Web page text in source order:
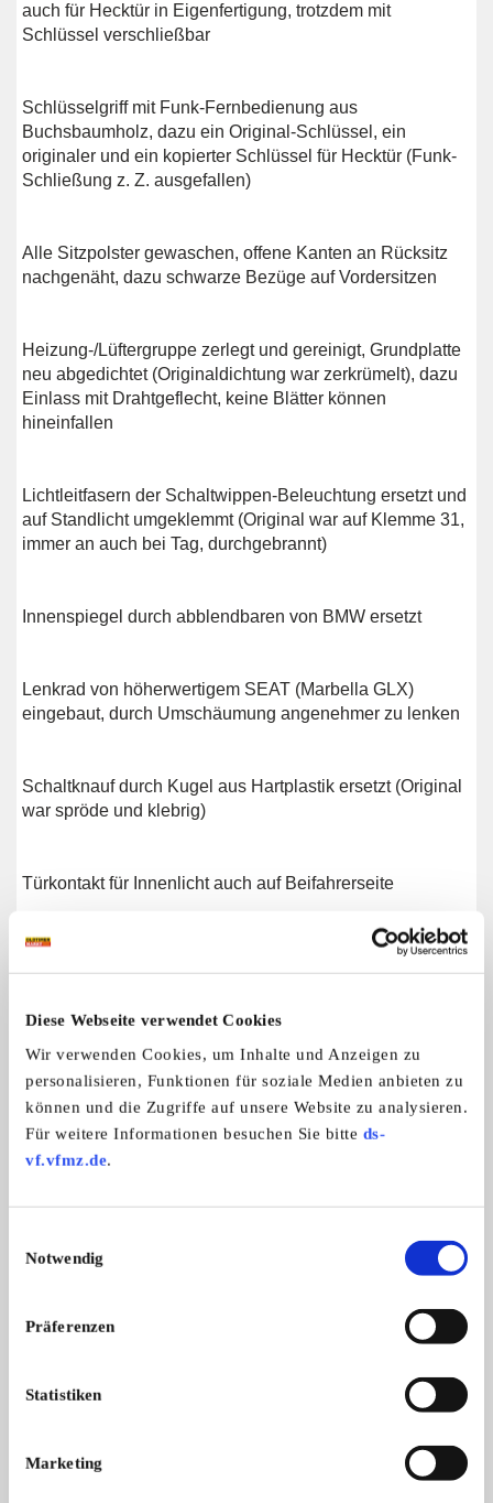
Diese Webseite verwendet Cookies
Wir verwenden Cookies, um Inhalte und Anzeigen zu
personalisieren, Funktionen für soziale Medien anbieten zu
können und die Zugriffe auf unsere Website zu analysieren.
Für weitere Informationen besuchen Sie bitte ds-
vf.vfmz.de.
Notwendig
Präferenzen
Statistiken
Marketing
auch für Hecktür in Eigenfertigung, trotzdem mit
Schlüssel verschließbar
Schlüsselgriff mit Funk-Fernbedienung aus
Buchsbaumholz, dazu ein Original-Schlüssel, ein
originaler und ein kopierter Schlüssel für Hecktür (Funk-
Schließung z. Z. ausgefallen)
Alle Sitzpolster gewaschen, offene Kanten an Rücksitz
nachgenäht, dazu schwarze Bezüge auf Vordersitzen
Heizung-/Lüftergruppe zerlegt und gereinigt, Grundplatte
neu abgedichtet (Originaldichtung war zerkrümelt), dazu
Einlass mit Drahtgeflecht, keine Blätter können
hineinfallen
Lichtleitfasern der Schaltwippen-Beleuchtung ersetzt und
auf Standlicht umgeklemmt (Original war auf Klemme 31,
immer an auch bei Tag, durchgebrannt)
Innenspiegel durch abblendbaren von BMW ersetzt
Lenkrad von höherwertigem SEAT (Marbella GLX)
eingebaut, durch Umschäumung angenehmer zu lenken
Schaltknauf durch Kugel aus Hartplastik ersetzt (Original
war spröde und klebrig)
Türkontakt für Innenlicht auch auf Beifahrerseite
Kontrolllampe für Anhänger-Blinker in Kombiinstrument
montiert, ein Leuchtfeld neben dem Tachometer war
12-V-Kabel mit Sicherung 15 A, Schalter dazu auf
Fahrerseite, von Batterie in Kofferraum für subwoofer o.
Ä., dazu Cinch-Kabel vom Radio dort hin
Innenbeleuchtung, diese an eigener 10-A-Sicherung auf
Platz 1 im Sicherungskasten, vorher unbelegt
Komplette Bodenauskleidung in Teppichfirma gereinigt
Dachantenne (Stil „16-V“) mit Stromversorgung über das